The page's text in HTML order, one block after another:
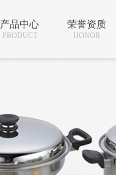
产品中心
PRODUCT
荣誉资质
HONOR